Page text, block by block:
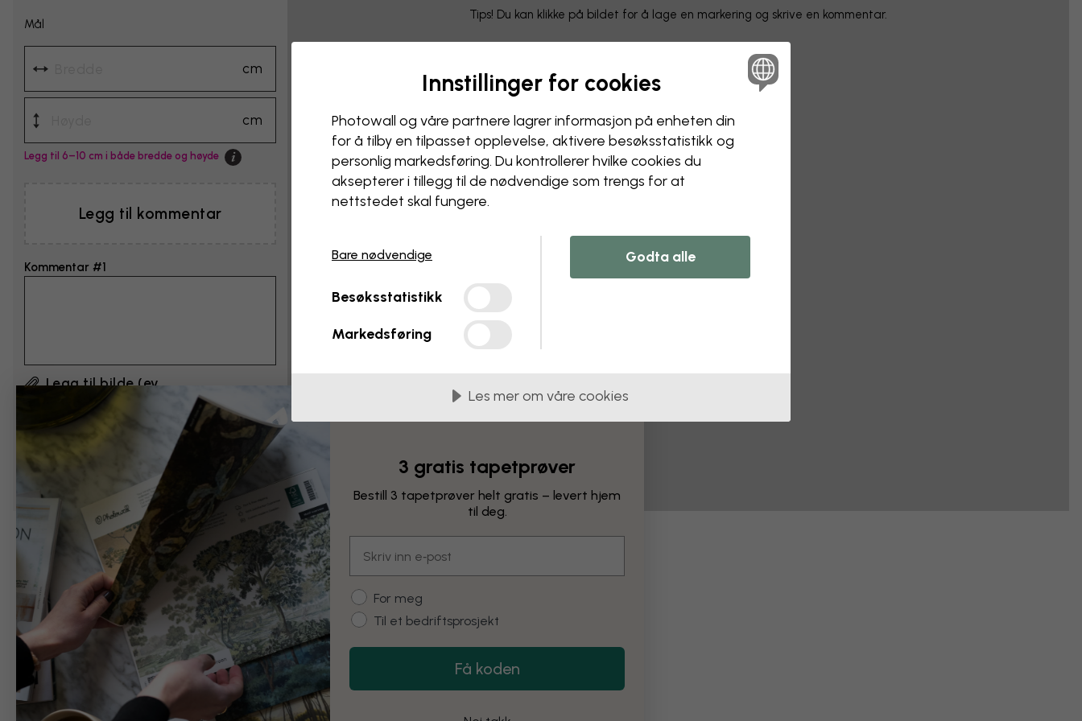
Mål
cm
cm
Legg til 6–10 cm i både bredde og høyde
Legg til kommentar
Kommentar #1
Legg til bilde (ev.
skisse/eksempel)
Ved å klikke på ”Send”, godtar jeg
og bekrefter at jeg har lest dem.
Tips! Du kan klikke på bildet for å lage en markering og skrive en kommentar.
Eksempel på endringer
Svart-hvitt
Vintage
Innstillinger for cookies
Photowall og våre partnere lagrer informasjon på enheten din
for å tilby en tilpasset opplevelse, aktivere besøks­statistikk og
personlig markedsføring. Du kontrollerer hvilke cookies du
aksepterer i tillegg til de nødvendige som trengs for at
nettstedet skal fungere.
Bare nødvendige
Besøksstatistikk
Markedsføring
Godta alle
Les mer om våre cookies
3 gratis tapetprøver
Bestill 3 tapetprøver helt gratis – levert hjem
til deg.
Customer type
For meg
Til et bedriftsprosjekt
Få koden